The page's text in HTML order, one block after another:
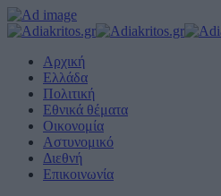
Αρχική
Ελλάδα
Πολιτική
Εθνικά θέματα
Οικονομία
Αστυνομικό
Διεθνή
Επικοινωνία